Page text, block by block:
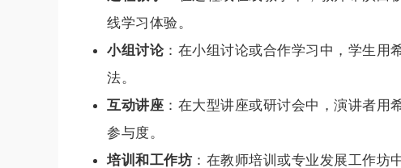
线学习体验。
小组讨论：在小组讨论或合作学习中，学生用
法。
互动讲座 ：在大型讲座或研讨会中，演讲者
参与度。
培训和工作坊 ：在教师培训或专业发展工作坊